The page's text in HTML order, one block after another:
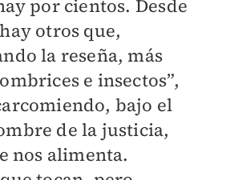
por cientos. Desde
otros que,
la reseña, más
e insectos”,
bajo el
de la justicia,
nos alimenta.